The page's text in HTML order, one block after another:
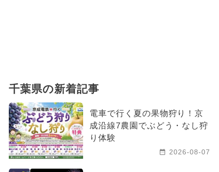
千葉県の新着記事
電車で行く夏の果物狩り！京
成沿線7農園でぶどう・なし狩
り体験
2026-08-07